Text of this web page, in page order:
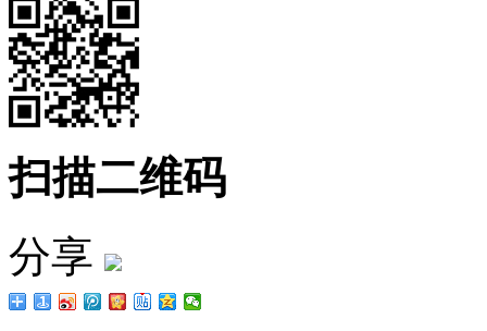
扫描二维码
分享